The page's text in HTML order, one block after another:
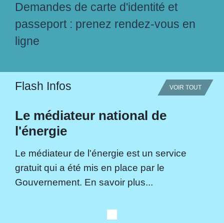
Demandes de carte d'identité et
passeport : prenez rendez-vous en
ligne
Flash Infos VOIR TOUT
Le médiateur national de
l'énergie
Le médiateur de l'énergie est un service
gratuit qui a été mis en place par le
Gouvernement. En savoir plus...